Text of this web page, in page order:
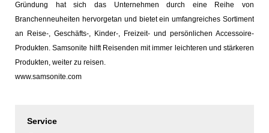
Gründung hat sich das Unternehmen durch eine Reihe von
Branchenneuheiten hervorgetan und bietet ein umfangreiches Sortiment
an Reise-, Geschäfts-, Kinder-, Freizeit- und persönlichen Accessoire-
Produkten. Samsonite hilft Reisenden mit immer leichteren und stärkeren
Produkten, weiter zu reisen.
www.samsonite.com
Service